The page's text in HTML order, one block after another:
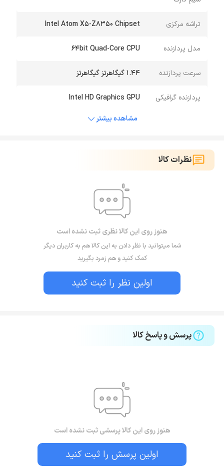
تراشه مرکزی Intel Atom X5-Z8350 Chipset
مدل پردازنده 64bit Quad-Core CPU
سرعت پردازنده 1.44 گیگاهرتز گیگاهرتز
پردازنده گرافیکی
Intel HD Graphics GPU
مشاهده بیشتر
نظرات کالا
هنوز روی این کالا نظری ثبت نشده است
شما میتوانید با نظر دادن به این کالا هم به کاربران دیگر
کمک کنید و هم زمرد بگیرید
اولین نظر را ثبت کنید
پرسش و پاسخ کالا
هنوز روی این کالا پرسشی ثبت نشده است
اولین پرسش را ثبت کنید